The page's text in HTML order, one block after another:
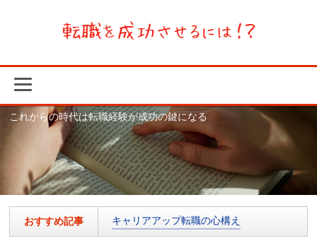
これからの時代は転職経験が成功の鍵になる
おすすめ記事 キャリアアップ転職の心構え